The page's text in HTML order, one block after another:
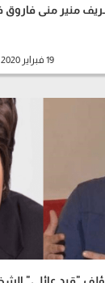
منير منى فاروق
19 فبراير 2020 | 10:27 صباحاً